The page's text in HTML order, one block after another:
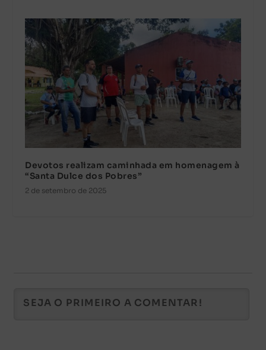
Devotos realizam caminhada em homenagem à
“Santa Dulce dos Pobres”
2 de setembro de 2025